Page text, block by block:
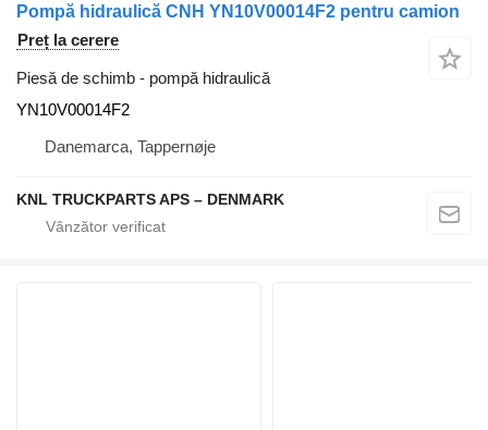
Pompă hidraulică CNH YN10V00014F2 pentru camion
Preț la cerere
Piesă de schimb - pompă hidraulică
YN10V00014F2
Danemarca, Tappernøje
KNL TRUCKPARTS APS – DENMARK